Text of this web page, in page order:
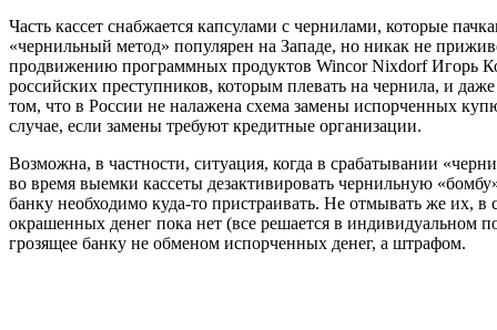
Часть кассет снабжается капсулами с чернилами, которые
«чернильный метод» популярен на Западе, но никак не
продвижению программных продуктов Wincor Nixdorf Игорь
российских преступников, которым плевать на чернила, и
том, что в России не налажена схема замены испорченных
случае, если замены требуют кредитные организации.
Возможна, в частности, ситуация, когда в срабатывании
во время выемки кассеты дезактивировать чернильную
банку необходимо куда-то пристраивать. Не отмывать же их,
окрашенных денег пока нет (все решается в индивидуальном
грозящее банку не обменом испорченных денег, а штрафом.